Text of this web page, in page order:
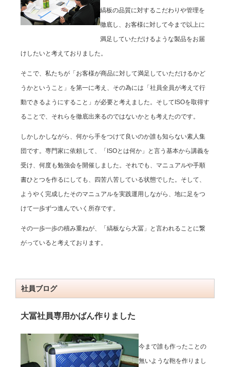
縞板の品質に対するこだわりや管理を
徹底し、お客様に対して今まで以上に
満足していただけるような製品をお届
けしたいと考えておりました。
そこで、私たちが「お客様が商品に対して満足していただけるかど
うかということ」を第一に考え、その為には「社員全員が考えて行
動できるようにすること」が必要と考えました。そしてISOを取得す
ることで、それらを徹底出来るのではないかとも考えたのです。
しかしかしながら、何から手をつけて良いのか誰も知らない素人集
団です。専門家に依頼して、「ISOとは何か」と言う基本から講義を
受け、何度も勉強会を開催しました。それでも、マニュアルや手順
書ひとつを作るにしても、四苦八苦している状態でした。そして、
ようやく完成したそのマニュアルを実践運用しながら、地に足をつ
けて一歩ずつ進んでいく所存です。
その一歩一歩の積み重ねが、「縞板なら大冨」と言われることに繋
がっていると考えております。
社員ブログ
大冨社員専用かばん作りました
今まで誰も作ったことの
無いような鞄を作りまし